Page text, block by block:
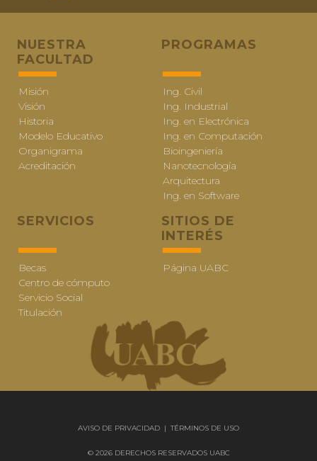
NUESTRA
FACULTAD
Misión
Visión
Historia
Modelo Educativo
Organigrama
Acreditación
PROGRAMAS
Ing. Civil
Ing. Industrial
Ing. en Electrónica
Ing. en Computación
Bioingeniería
Nanotecnología
Arquitectura
Ing. en Software
SERVICIOS
Becas
Centro de cómputo
Servicio Social
Titulación
SITIOS DE
INTERÉS
Página UABC
AVISO DE PRIVACIDAD | TÉRMINOS DE USO
© 2026 DERECHOS RESERVADOS UABC